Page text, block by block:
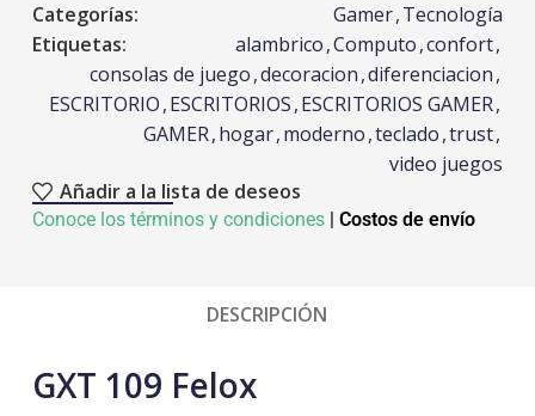
Categorías:
Gamer,Tecnología
Etiquetas:
alambrico,Computo,confort,
consolas de juego,decoracion,diferenciacion,
ESCRITORIO,ESCRITORIOS,ESCRITORIOS GAMER,
GAMER,hogar,moderno,teclado,trust,
video juegos
Añadir a la lista de deseos
Conoce los términos y condiciones| Costos de envío
DESCRIPCIÓN
GXT 109 Felox